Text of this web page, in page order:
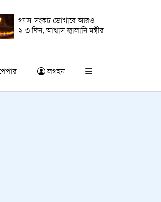
গ্যাস-সংকট ভোগাবে আরও
২-৩ দিন, আশ্বাস জ্বালানি মন্ত্রীর
লগইন